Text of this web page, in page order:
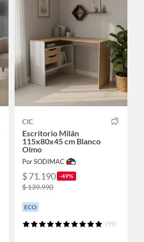
CIC
Escritorio Milán
115x80x45 cm Blanco
Olmo
Por SODIMAC
$ 71.190 -49%
$ 139.990
ECO
(59)